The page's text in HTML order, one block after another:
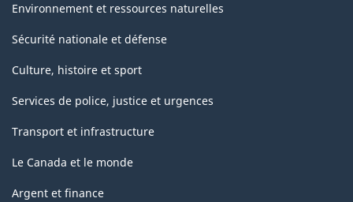
Environnement et ressources naturelles
Sécurité nationale et défense
Culture, histoire et sport
Services de police, justice et urgences
Transport et infrastructure
Le Canada et le monde
Argent et finance